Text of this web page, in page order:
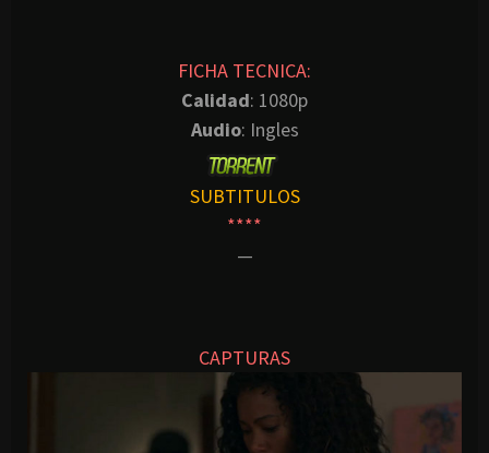
FICHA TECNICA:
Calidad: 1080p
Audio: Ingles
SUBTITULOS
****
—
CAPTURAS